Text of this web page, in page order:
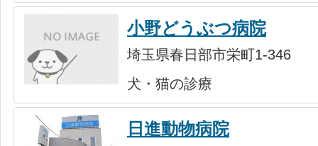
小野どうぶつ病院
埼玉県春日部市栄町1-346
犬・猫の診療
日進動物病院